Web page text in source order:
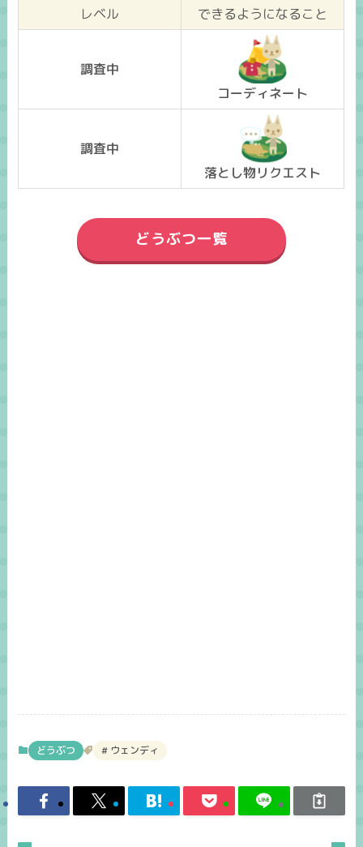
レベル できるようになること
調査中
コーディネート
調査中
落とし物リクエスト
どうぶつ一覧
どうぶつ ウェンディ